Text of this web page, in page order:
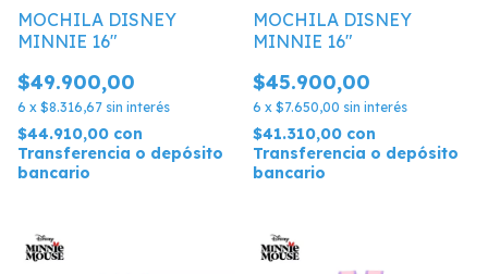
MOCHILA DISNEY
MINNIE 16"
$49.900,00
6 x $8.316,67 sin interés
$44.910,00 con
Transferencia o depósito
bancario
MOCHILA DISNEY
MINNIE 16"
$45.900,00
6 x $7.650,00 sin interés
$41.310,00 con
Transferencia o depósito
bancario